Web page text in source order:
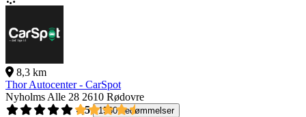
8,3 km
Thor Autocenter - CarSpot
Nyholms Alle 28 2610 Rødovre
4,5
1560 bedømmelser